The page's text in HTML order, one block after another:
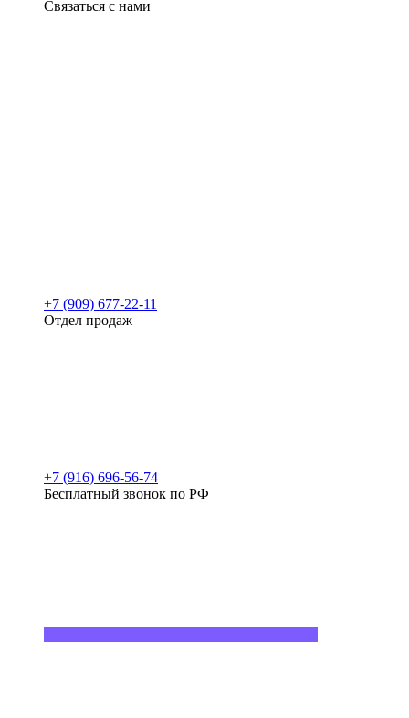
Связаться с нами
+7 (909) 677-22-11
Отдел продаж
+7 (916) 696-56-74
Бесплатный звонок по РФ